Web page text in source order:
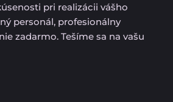
pri realizácii vášho
personál, profesionálny
zadarmo. Tešíme sa na vašu